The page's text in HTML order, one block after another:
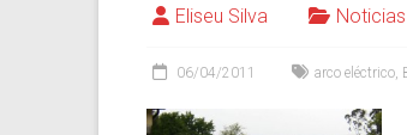
Eliseu Silva
06/04/2011 arco eléctrico,